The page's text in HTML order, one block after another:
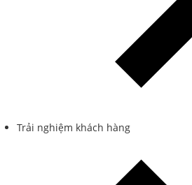
Trải nghiệm khách hàng